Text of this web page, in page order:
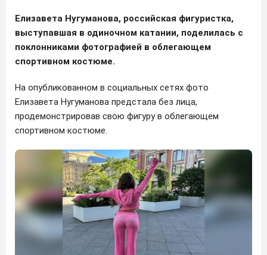
Елизавета Нугуманова, российская фигуристка,
выступавшая в одиночном катании, поделилась с
поклонниками фотографией в облегающем
спортивном костюме.
На опубликованном в социальных сетях фото
Елизавета Нугуманова предстала без лица,
продемонстрировав свою фигуру в облегающем
спортивном костюме.